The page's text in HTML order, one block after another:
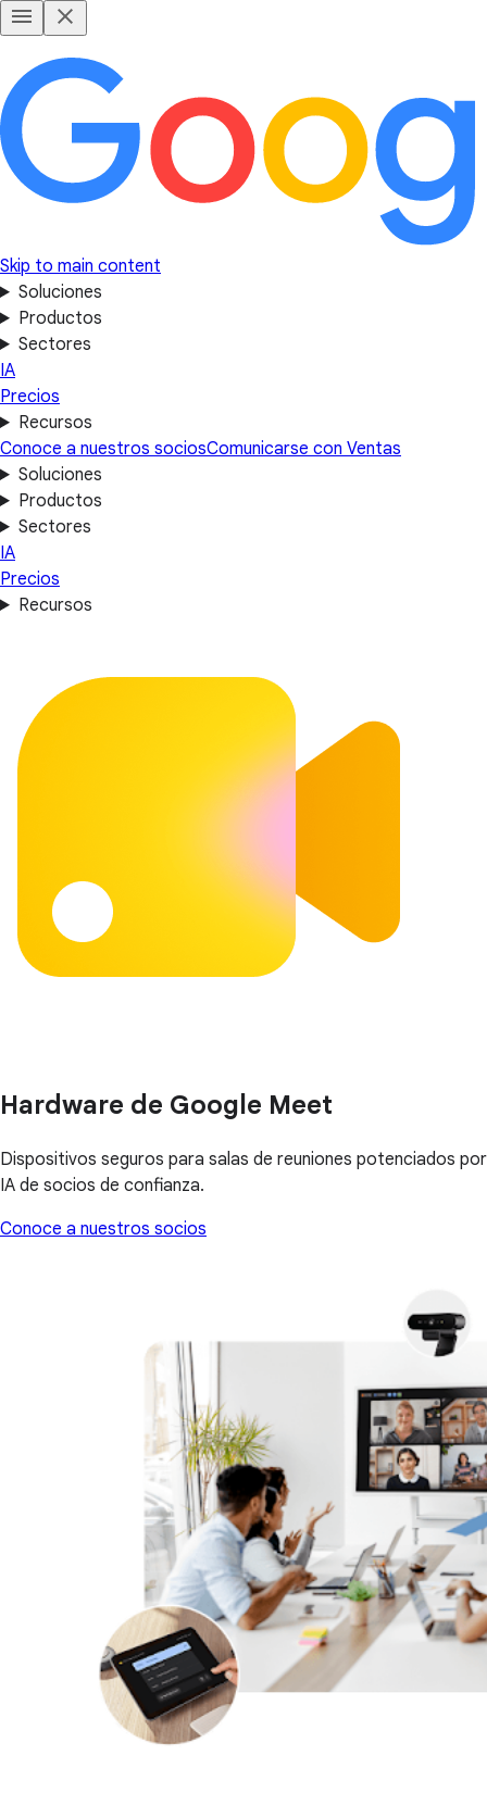
Skip to main content
Soluciones
Productos
Sectores
IA
Precios
Recursos
Conoce a nuestros sociosComunicarse con Ventas
Soluciones
Productos
Sectores
IA
Precios
Recursos
Hardware de Google Meet
Dispositivos seguros para salas de reuniones potenciados por
IA de socios de confianza.
Conoce a nuestros socios